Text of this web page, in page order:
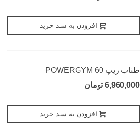
افزودن به سبد خرید
طناب ریپ 60 POWERGYM
6,960,000 تومان
افزودن به سبد خرید